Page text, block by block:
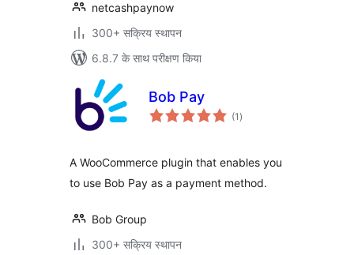
netcashpaynow
300+ सक्रिय स्थापन
6.8.7 के साथ परीक्षण किया
Bob Pay
(1 कुल
दर)
A WooCommerce plugin that enables you
to use Bob Pay as a payment method.
Bob Group
300+ सक्रिय स्थापन